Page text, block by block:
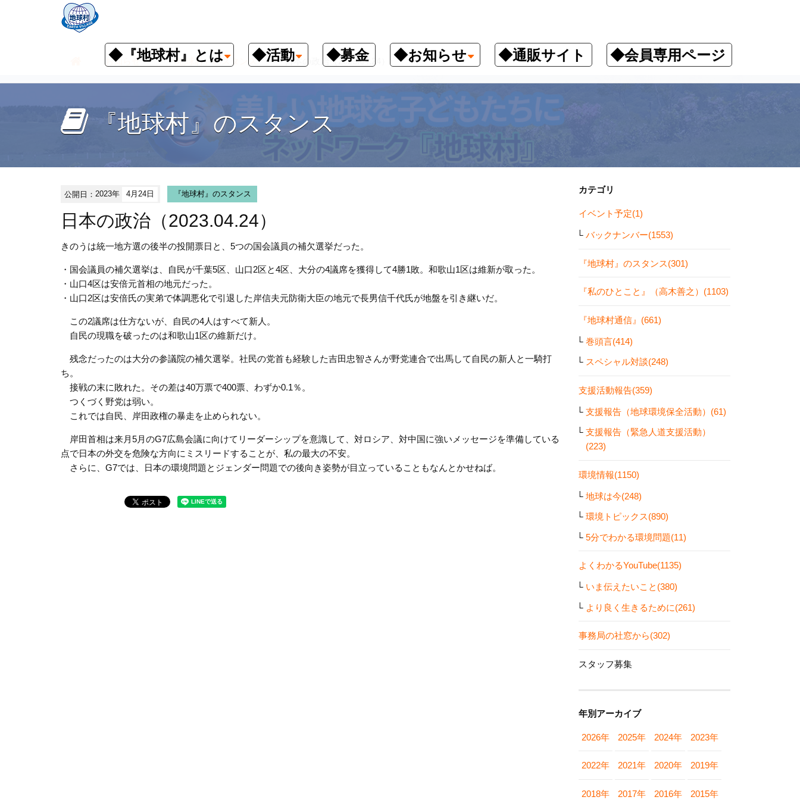
◆『地球村』とは ◆活動 ◆募金 ◆お知らせ ◆通販サイト ◆会員専用ページ
お知らせ 『地球村』のスタンス 日本の政治（2023.04.24）
『地球村』のスタンス
公開日：2023年 4月24日 『地球村』のスタンス
日本の政治（2023.04.24）
きのうは統一地方選の後半の投開票日と、5つの国会議員の補欠選挙だった。
・国会議員の補欠選挙は、自民が千葉5区、山口2区と4区、大分の4議席を獲得して4勝1敗。和歌山1区は維新が取った。
・山口4区は安倍元首相の地元だった。
・山口2区は安倍氏の実弟で体調悪化で引退した岸信夫元防衛大臣の地元で長男信千代氏が地盤を引き継いだ。
この2議席は仕方ないが、自民の4人はすべて新人。
自民の現職を破ったのは和歌山1区の維新だけ。
残念だったのは大分の参議院の補欠選挙。社民の党首も経験した吉田忠智さんが野党連合で出馬して自民の新人と一騎打
ち。
接戦の末に敗れた。その差は40万票で400票、わずか0.1％。
つくづく野党は弱い。
これでは自民、岸田政権の暴走を止められない。
岸田首相は来月5月のG7広島会議に向けてリーダーシップを意識して、対ロシア、対中国に強いメッセージを準備している
点で日本の外交を危険な方向にミスリードすることが、私の最大の不安。
さらに、G7では、日本の環境問題とジェンダー問題での後向き姿勢が目立っていることもなんとかせねば。
カテゴリ
イベント予定(1)
バックナンバー(1553)
『地球村』のスタンス(301)
『私のひとこと』（高木善之）(1103)
『地球村通信』(661)
巻頭言(414)
スペシャル対談(248)
支援活動報告(359)
支援報告（地球環境保全活動）(61)
支援報告（緊急人道支援活動）
(223)
環境情報(1150)
地球は今(248)
環境トピックス(890)
5分でわかる環境問題(11)
よくわかるYouTube(1135)
いま伝えたいこと(380)
より良く生きるために(261)
事務局の社窓から(302)
スタッフ募集
年別アーカイブ
2026年 2025年 2024年 2023年
2022年 2021年 2020年 2019年
2018年 2017年 2016年 2015年